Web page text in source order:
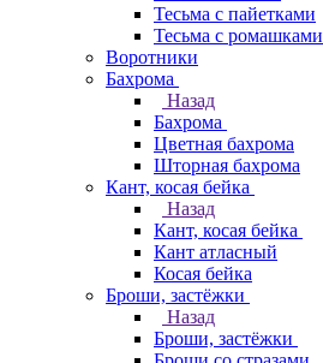
Тесьма с пайетками
Тесьма с ромашками
Воротники
Бахрома
Назад
Бахрома
Цветная бахрома
Шторная бахрома
Кант, косая бейка
Назад
Кант, косая бейка
Кант атласный
Косая бейка
Броши, застёжки
Назад
Броши, застёжки